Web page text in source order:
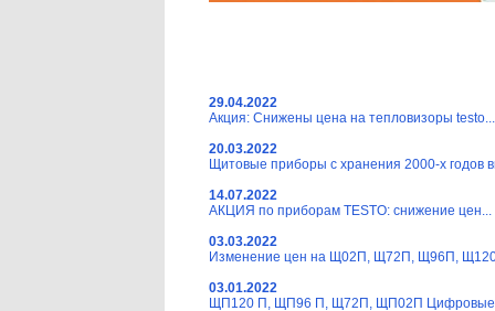
29.04.2022
Акция: Снижены цена на тепловизоры testo...
20.03.2022
Щитовые приборы с хранения 2000-х годов
14.07.2022
АКЦИЯ по приборам TESTO: снижение цен...
03.03.2022
Изменение цен на Щ02П, Щ72П, Щ96П,
03.01.2022
ЩП120 П, ЩП96 П, Щ72П, ЩП02П Цифровые